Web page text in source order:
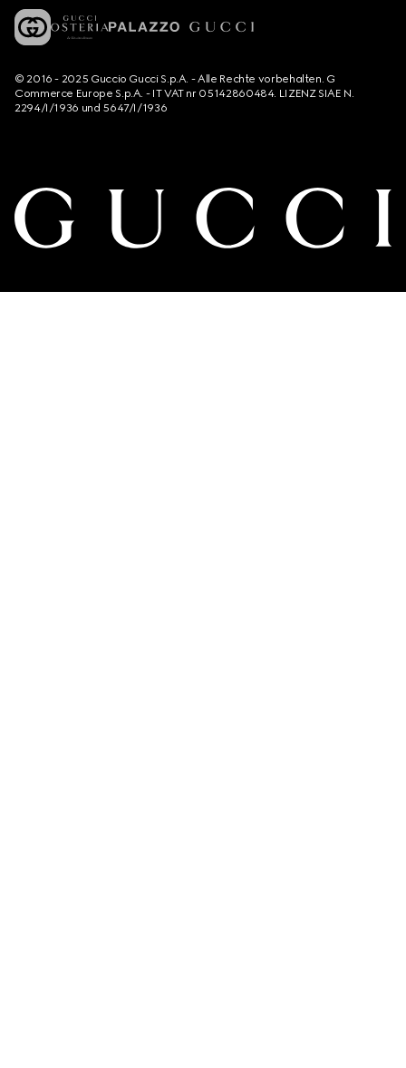
© 2016 - 2025 Guccio Gucci S.p.A. - Alle Rechte vorbehalten. G
Commerce Europe S.p.A. - IT VAT nr 05142860484. LIZENZ SIAE N.
2294/I/1936 und 5647/I/1936